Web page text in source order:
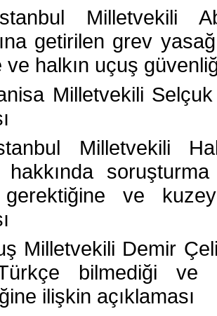
Milletvekili
getirilen grev
halkın uçuş
Milletvekili Selçuk
Milletvekili
hakkında
gerektiğine ve
Milletvekili Demir
Türkçe bilmediği
ilişkin açıklaması